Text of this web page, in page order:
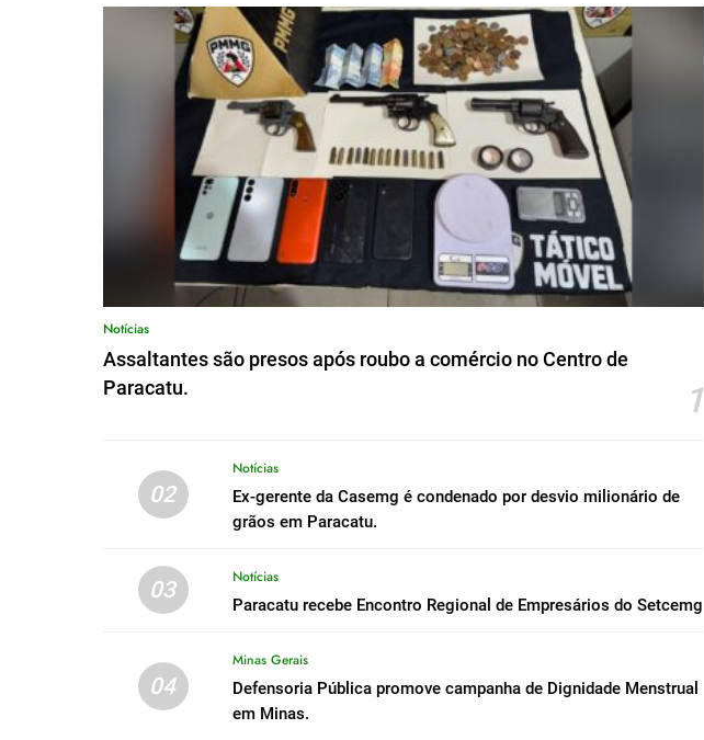
Notícias
Assaltantes são presos após roubo a comércio no Centro de
Paracatu.
1
02
Notícias
Ex-gerente da Casemg é condenado por desvio milionário de
grãos em Paracatu.
03
Notícias
Paracatu recebe Encontro Regional de Empresários do Setcemg
04
Minas Gerais
Defensoria Pública promove campanha de Dignidade Menstrual
em Minas.